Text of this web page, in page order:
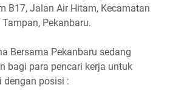
B17, Jalan Air Hitam, Kecamatan
Pekanbaru.
Bersama Pekanbaru sedang
bagi para pencari kerja untuk
dengan posisi :